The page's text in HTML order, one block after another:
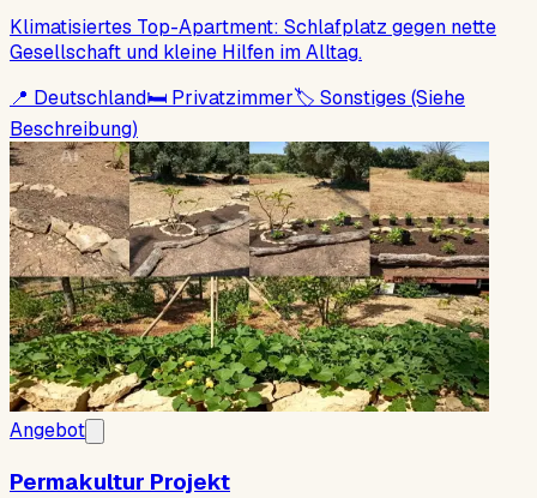
Klimatisiertes Top-Apartment: Schlafplatz gegen nette
Gesellschaft und kleine Hilfen im Alltag.
📍 Deutschland🛏 Privatzimmer🏷 Sonstiges (Siehe
Beschreibung)
Angebot
Permakultur Projekt